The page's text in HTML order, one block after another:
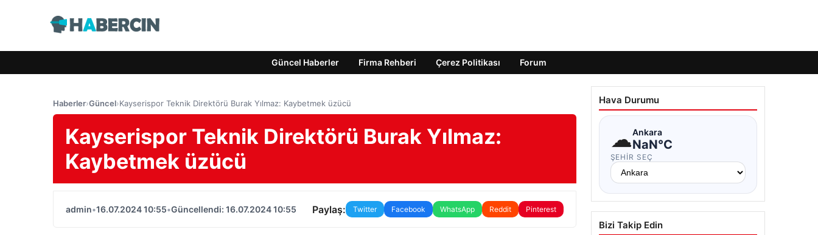
Güncel Haberler Firma Rehberi Çerez Politikası Forum
Haberler›Güncel›Kayserispor Teknik Direktörü Burak Yılmaz: Kaybetmek üzücü
Kayserispor Teknik Direktörü Burak Yılmaz:
Kaybetmek üzücü
admin•16.07.2024 10:55•Güncellendi: 16.07.2024 10:55 Paylaş: Twitter Facebook WhatsApp Reddit Pinterest
Hava Durumu
☁Ankara
NaN°C
ŞEHIR SEÇ
Bizi Takip Edin